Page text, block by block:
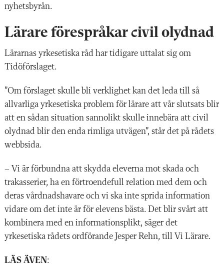
nyhetsbyrån.
Lärare förespråkar civil olydnad
Lärarnas yrkesetiska råd har tidigare uttalat sig om
Tidöförslaget.
”Om förslaget skulle bli verklighet kan det leda till så
allvarliga yrkesetiska problem för lärare att vår slutsats blir
att en sådan situation sannolikt skulle innebära att civil
olydnad blir den enda rimliga utvägen”, står det på rådets
webbsida.
– Vi är förbundna att skydda eleverna mot skada och
trakasserier, ha en förtroendefull relation med dem och
deras vårdnadshavare och vi ska inte sprida information
vidare om det inte är för elevens bästa. Det blir svårt att
kombinera med en informationsplikt, säger det
yrkesetiska rådets ordförande Jesper Rehn, till Vi Lärare.
LÄS ÄVEN: